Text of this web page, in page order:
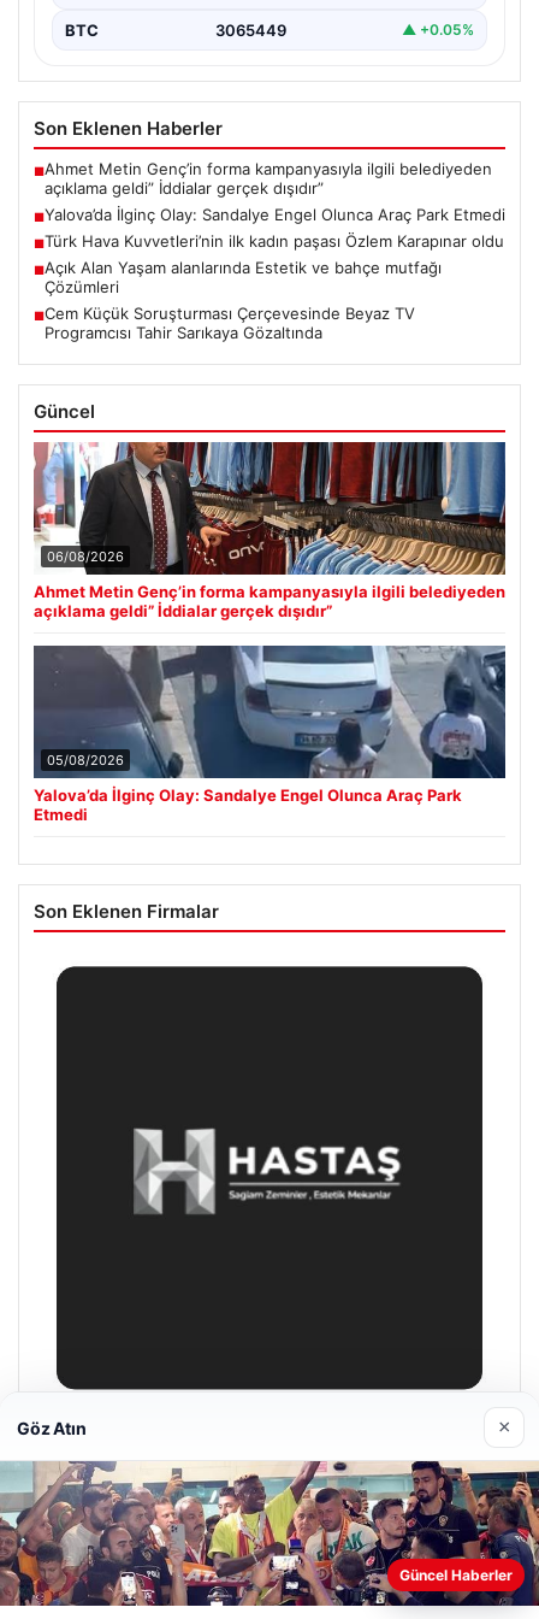
BTC 3065449 ▲ +0.05%
Son Eklenen Haberler
■Ahmet Metin Genç’in forma kampanyasıyla ilgili belediyeden
açıklama geldi” İddialar gerçek dışıdır”
■Yalova’da İlginç Olay: Sandalye Engel Olunca Araç Park Etmedi
■Türk Hava Kuvvetleri’nin ilk kadın paşası Özlem Karapınar oldu
■Açık Alan Yaşam alanlarında Estetik ve bahçe mutfağı
Çözümleri
■Cem Küçük Soruşturması Çerçevesinde Beyaz TV
Programcısı Tahir Sarıkaya Gözaltında
Güncel
06/08/2026
Ahmet Metin Genç’in forma kampanyasıyla ilgili belediyeden
açıklama geldi” İddialar gerçek dışıdır”
05/08/2026
Yalova’da İlginç Olay: Sandalye Engel Olunca Araç Park
Etmedi
Son Eklenen Firmalar
Hastaş Beton
26/05/2026
Web sitemizi nasıl kullandığınızı daha iyi anlayabilmek,
Göz Atın ×
Güncel Haberler